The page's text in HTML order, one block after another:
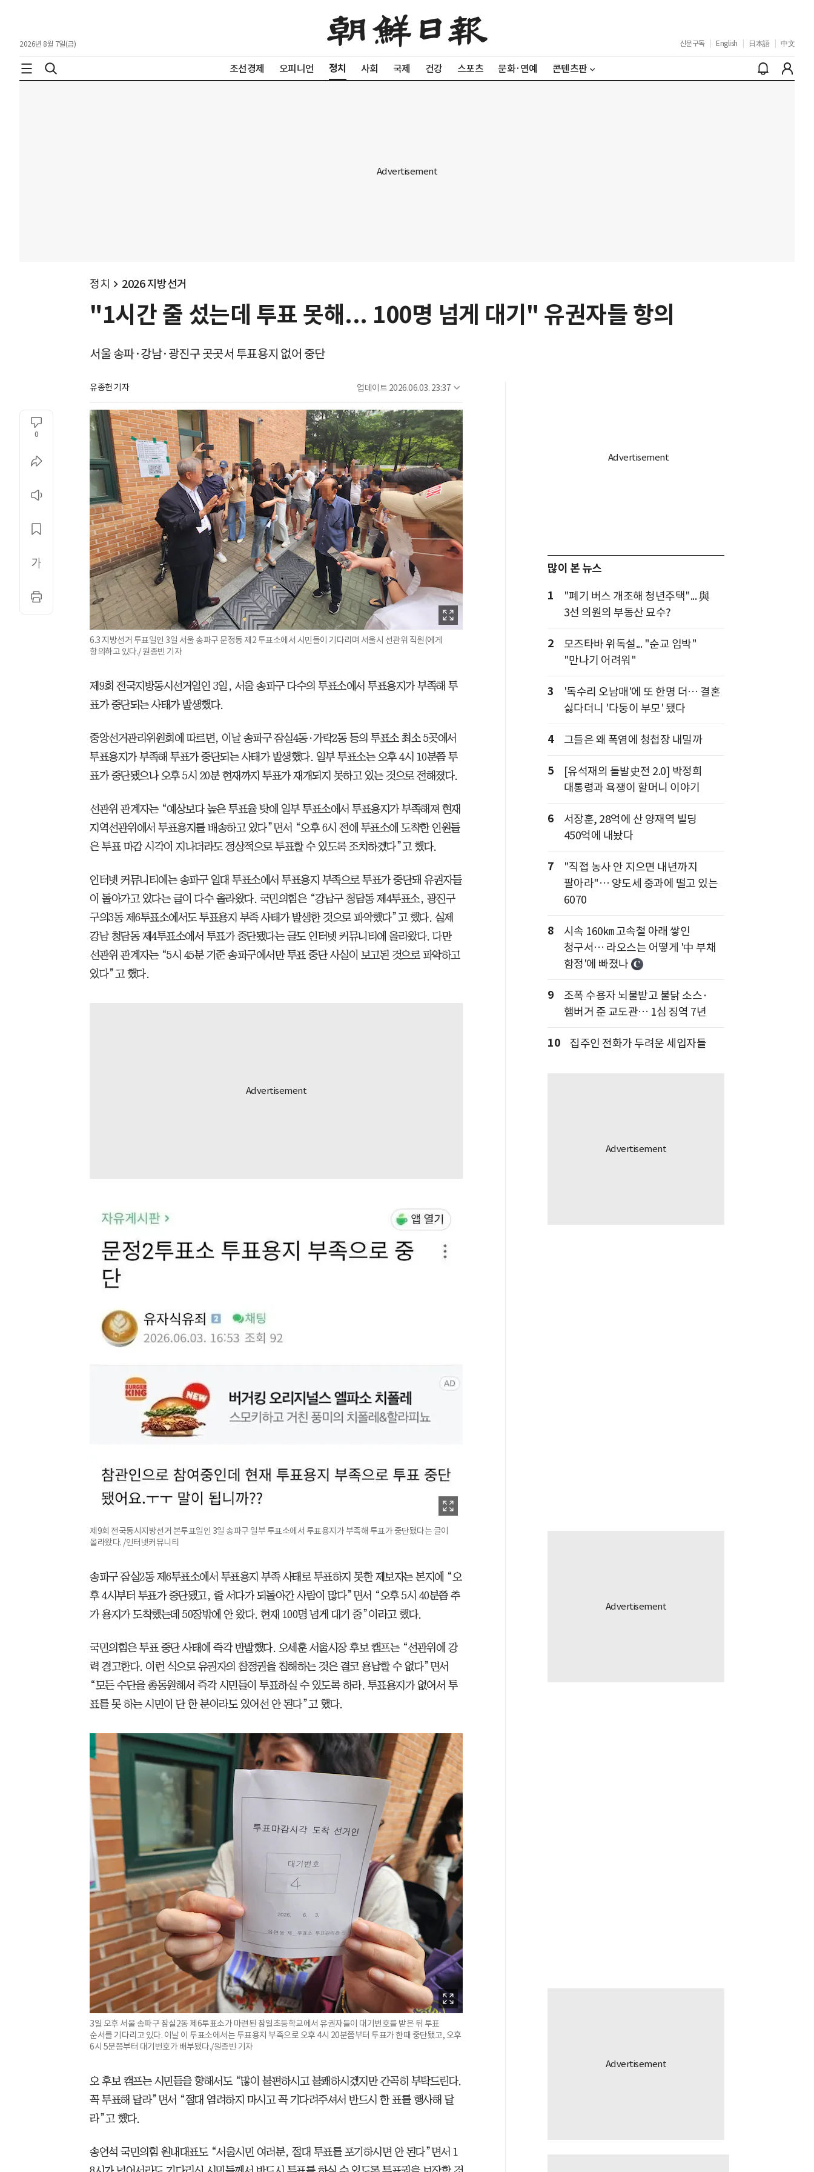
2026년 8월 7일(금) 신문구독 English 日本語 中文
조선경제 오피니언 정치 사회 국제 건강 스포츠 문화·연예 콘텐츠판
정치 2026 지방선거
"1시간 줄 섰는데 투표 못해... 100명 넘게 대기" 유권자들 항의
서울 송파·강남·광진구 곳곳서 투표용지 없어 중단
유종헌 기자 업데이트 2026.06.03. 23:37
0
6.3 지방선거 투표일인 3일 서울 송파구 문정동 제2 투표소에서 시민들이 기다리며 서울시 선관위 직원(에게
항의하고 있다./ 원종빈 기자
제9회 전국지방동시선거일인 3일, 서울 송파구 다수의 투표소에서 투표용지가 부족해 투
표가 중단되는 사태가 발생했다.
중앙선거관리위원회에 따르면, 이날 송파구 잠실4동·가락2동 등의 투표소 최소 5곳에서
투표용지가 부족해 투표가 중단되는 사태가 발생했다. 일부 투표소는 오후 4시 10분쯤 투
표가 중단됐으나 오후 5시 20분 현재까지 투표가 재개되지 못하고 있는 것으로 전해졌다.
선관위 관계자는 “예상보다 높은 투표율 탓에 일부 투표소에서 투표용지가 부족해져 현재
지역선관위에서 투표용지를 배송하고 있다”면서 “오후 6시 전에 투표소에 도착한 인원들
은 투표 마감 시각이 지나더라도 정상적으로 투표할 수 있도록 조치하겠다”고 했다.
인터넷 커뮤니티에는 송파구 일대 투표소에서 투표용지 부족으로 투표가 중단돼 유권자들
이 돌아가고 있다는 글이 다수 올라왔다. 국민의힘은 “강남구 청담동 제4투표소, 광진구
구의3동 제6투표소에서도 투표용지 부족 사태가 발생한 것으로 파악했다”고 했다. 실제
강남 청담동 제4투표소에서 투표가 중단됐다는 글도 인터넷 커뮤니티에 올라왔다. 다만
선관위 관계자는 “5시 45분 기준 송파구에서만 투표 중단 사실이 보고된 것으로 파악하고
있다”고 했다.
제9회 전국동시지방선거 본투표일인 3일 송파구 일부 투표소에서 투표용지가 부족해 투표가 중단됐다는 글이
올라왔다. /인터넷커뮤니티
송파구 잠실2동 제6투표소에서 투표용지 부족 사태로 투표하지 못한 제보자는 본지에 “오
후 4시부터 투표가 중단됐고, 줄 서다가 되돌아간 사람이 많다”면서 “오후 5시 40분쯤 추
가 용지가 도착했는데 50장밖에 안 왔다. 현재 100명 넘게 대기 중”이라고 했다.
국민의힘은 투표 중단 사태에 즉각 반발했다. 오세훈 서울시장 후보 캠프는 “선관위에 강
력 경고한다. 이런 식으로 유권자의 참정권을 침해하는 것은 결코 용납할 수 없다”면서
“모든 수단을 총동원해서 즉각 시민들이 투표하실 수 있도록 하라. 투표용지가 없어서 투
표를 못 하는 시민이 단 한 분이라도 있어선 안 된다”고 했다.
3일 오후 서울 송파구 잠실2동 제6투표소가 마련된 잠일초등학교에서 유권자들이 대기번호를 받은 뒤 투표
순서를 기다리고 있다. 이날 이 투표소에서는 투표용지 부족으로 오후 4시 20분쯤부터 투표가 한때 중단됐고, 오후
6시 5분쯤부터 대기번호가 배부됐다./원종빈 기자
오 후보 캠프는 시민들을 향해서도 “많이 불편하시고 불쾌하시겠지만 간곡히 부탁드린다.
꼭 투표해 달라”면서 “절대 염려하지 마시고 꼭 기다려주셔서 반드시 한 표를 행사해 달
라”고 했다.
송언석 국민의힘 원내대표도 “서울시민 여러분, 절대 투표를 포기하시면 안 된다”면서 1
많이 본 뉴스
1
"폐기 버스 개조해 청년주택"... 與
3선 의원의 부동산 묘수?
2
모즈타바 위독설... "순교 임박"
"만나기 어려워"
3
'독수리 오남매'에 또 한명 더… 결혼
싫다더니 '다둥이 부모' 됐다
4 그들은 왜 폭염에 청첩장 내밀까
5
[유석재의 돌발史전 2.0] 박정희
대통령과 욕쟁이 할머니 이야기
6
서장훈, 28억에 산 양재역 빌딩
450억에 내놨다
7
"직접 농사 안 지으면 내년까지
팔아라"… 양도세 중과에 떨고 있는
6070
8
시속 160㎞ 고속철 아래 쌓인
청구서… 라오스는 어떻게 '中 부채
함정'에 빠졌나
9
조폭 수용자 뇌물받고 불닭 소스·
햄버거 준 교도관… 1심 징역 7년
10 집주인 전화가 두려운 세입자들